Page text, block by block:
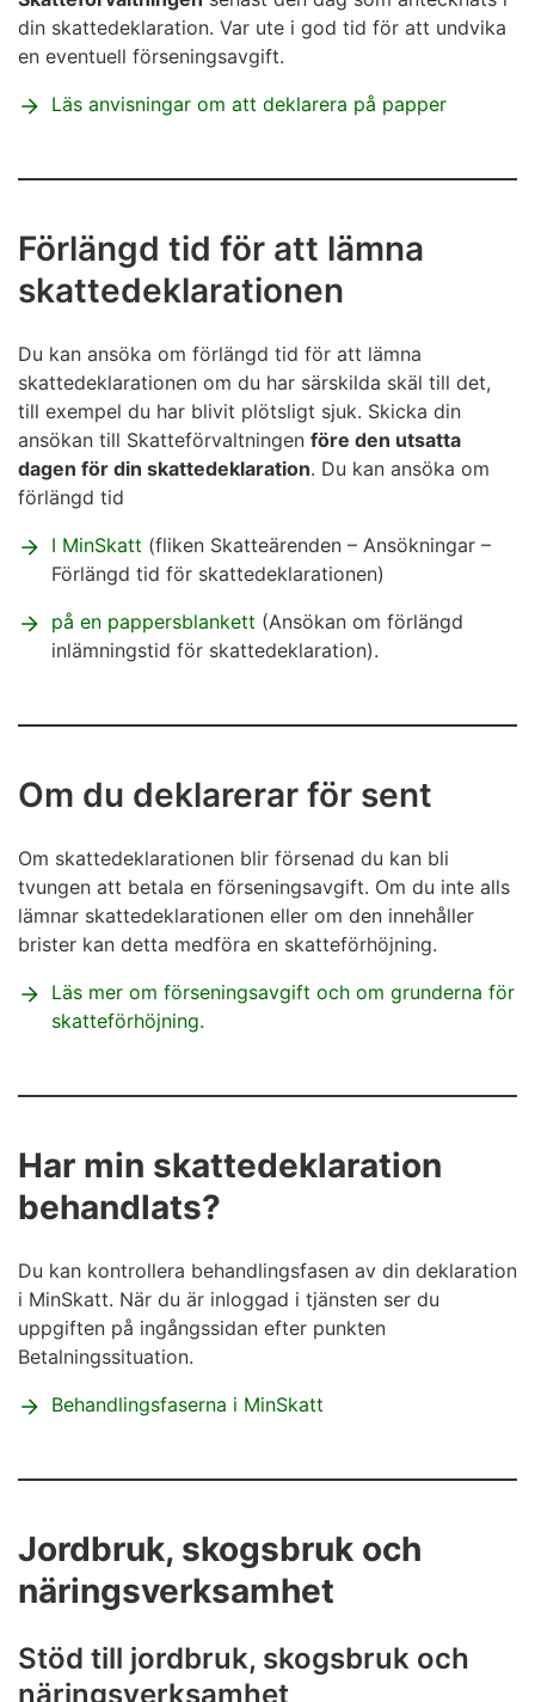
yrkanden som gäller internationella situationer:
blankett 50A Förvärvsinkomster och avdrag
från dem
Utredning av utlandsinkomster, förvärvsinkomster
kapitalinkomster från utlandet:blankett 16B
Utredning av utlandsinkomster, kapitalinkomster.
din skattedeklaration. Var ute i god tid för att undvika
en eventuell förseningsavgift.
Läs anvisningar om att deklarera på papper
Förlängd tid för att lämna
skattedeklarationen
Du kan ansöka om förlängd tid för att lämna
skattedeklarationen om du har särskilda skäl till det,
till exempel du har blivit plötsligt sjuk. Skicka din
ansökan till Skatteförvaltningen före den utsatta
dagen för din skattedeklaration. Du kan ansöka om
förlängd tid
I MinSkatt (fliken Skatteärenden – Ansökningar –
Förlängd tid för skattedeklarationen)
på en pappersblankett (Ansökan om förlängd
inlämningstid för skattedeklaration).
Om du deklarerar för sent
Om skattedeklarationen blir försenad du kan bli
tvungen att betala en förseningsavgift. Om du inte alls
lämnar skattedeklarationen eller om den innehåller
brister kan detta medföra en skatteförhöjning.
Läs mer om förseningsavgift och om grunderna för
skatteförhöjning.
Har min skattedeklaration
behandlats?
Du kan kontrollera behandlingsfasen av din deklaration
i MinSkatt. När du är inloggad i tjänsten ser du
uppgiften på ingångssidan efter punkten
Betalningssituation.
Behandlingsfaserna i MinSkatt
Jordbruk, skogsbruk och
näringsverksamhet
Stöd till jordbruk, skogsbruk och
näringsverksamhet